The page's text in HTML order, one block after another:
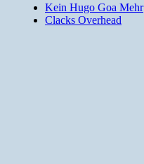
Kein Hugo Goa Mehr
Clacks Overhead